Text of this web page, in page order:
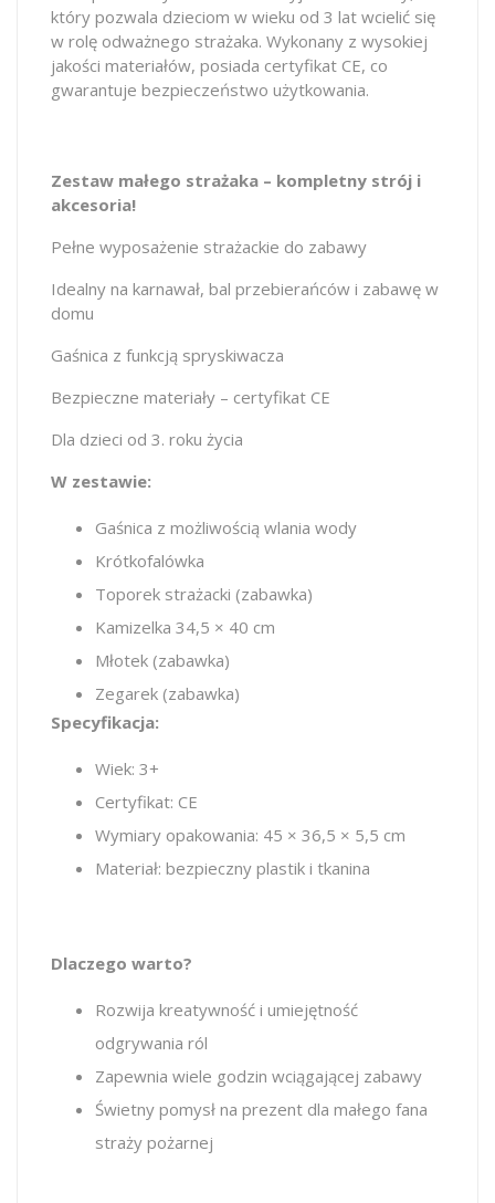
który pozwala dzieciom w wieku od 3 lat wcielić się
w rolę odważnego strażaka. Wykonany z wysokiej
jakości materiałów, posiada certyfikat CE, co
gwarantuje bezpieczeństwo użytkowania.
Zestaw małego strażaka – kompletny strój i
akcesoria!
Pełne wyposażenie strażackie do zabawy
Idealny na karnawał, bal przebierańców i zabawę w
domu
Gaśnica z funkcją spryskiwacza
Bezpieczne materiały – certyfikat CE
Dla dzieci od 3. roku życia
W zestawie:
Gaśnica z możliwością wlania wody
Krótkofalówka
Toporek strażacki (zabawka)
Kamizelka 34,5 × 40 cm
Młotek (zabawka)
Zegarek (zabawka)
Specyfikacja:
Wiek: 3+
Certyfikat: CE
Wymiary opakowania: 45 × 36,5 × 5,5 cm
Materiał: bezpieczny plastik i tkanina
Dlaczego warto?
Rozwija kreatywność i umiejętność
odgrywania ról
Zapewnia wiele godzin wciągającej zabawy
Świetny pomysł na prezent dla małego fana
straży pożarnej